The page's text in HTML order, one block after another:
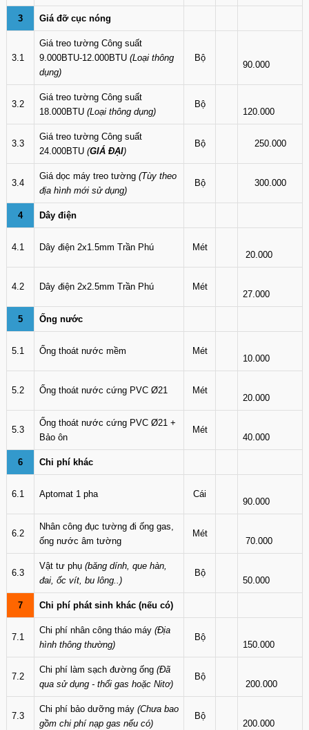
3 Giá đỡ cục nóng
3.1
Giá treo tường Công suất
9.000BTU-12.000BTU (Loại thông
dụng)
Bộ
90.000
3.2
Giá treo tường Công suất
18.000BTU (Loại thông dụng)
Bộ
120.000
3.3
Giá treo tường Công suất
24.000BTU (GIÁ ĐẠI)
Bộ 250.000
3.4
Giá dọc máy treo tường (Tùy theo
địa hình mới sử dụng)
Bộ 300.000
4 Dây điện
4.1 Dây điện 2x1.5mm Trần Phú Mét
20.000
4.2 Dây điện 2x2.5mm Trần Phú Mét
27.000
5 Ống nước
5.1 Ống thoát nước mềm Mét
10.000
5.2 Ống thoát nước cứng PVC Ø21 Mét
20.000
5.3
Ống thoát nước cứng PVC Ø21 +
Bảo ôn
Mét
40.000
6 Chi phí khác
6.1 Aptomat 1 pha Cái
90.000
6.2
Nhân công đục tường đi ống gas,
ống nước âm tường
Mét
70.000
6.3
Vật tư phụ (băng dính, que hàn,
đai, ốc vít, bu lông..)
Bộ
50.000
7 Chi phí phát sinh khác (nếu có)
7.1
Chi phí nhân công tháo máy (Địa
hình thông thường)
Bộ
150.000
7.2
Chi phí làm sạch đường ống (Đã
qua sử dụng - thổi gas hoặc Nitơ)
Bộ
200.000
7.3
Chi phí bảo dưỡng máy (Chưa bao
gồm chi phí nạp gas nếu có)
Bộ
200.000